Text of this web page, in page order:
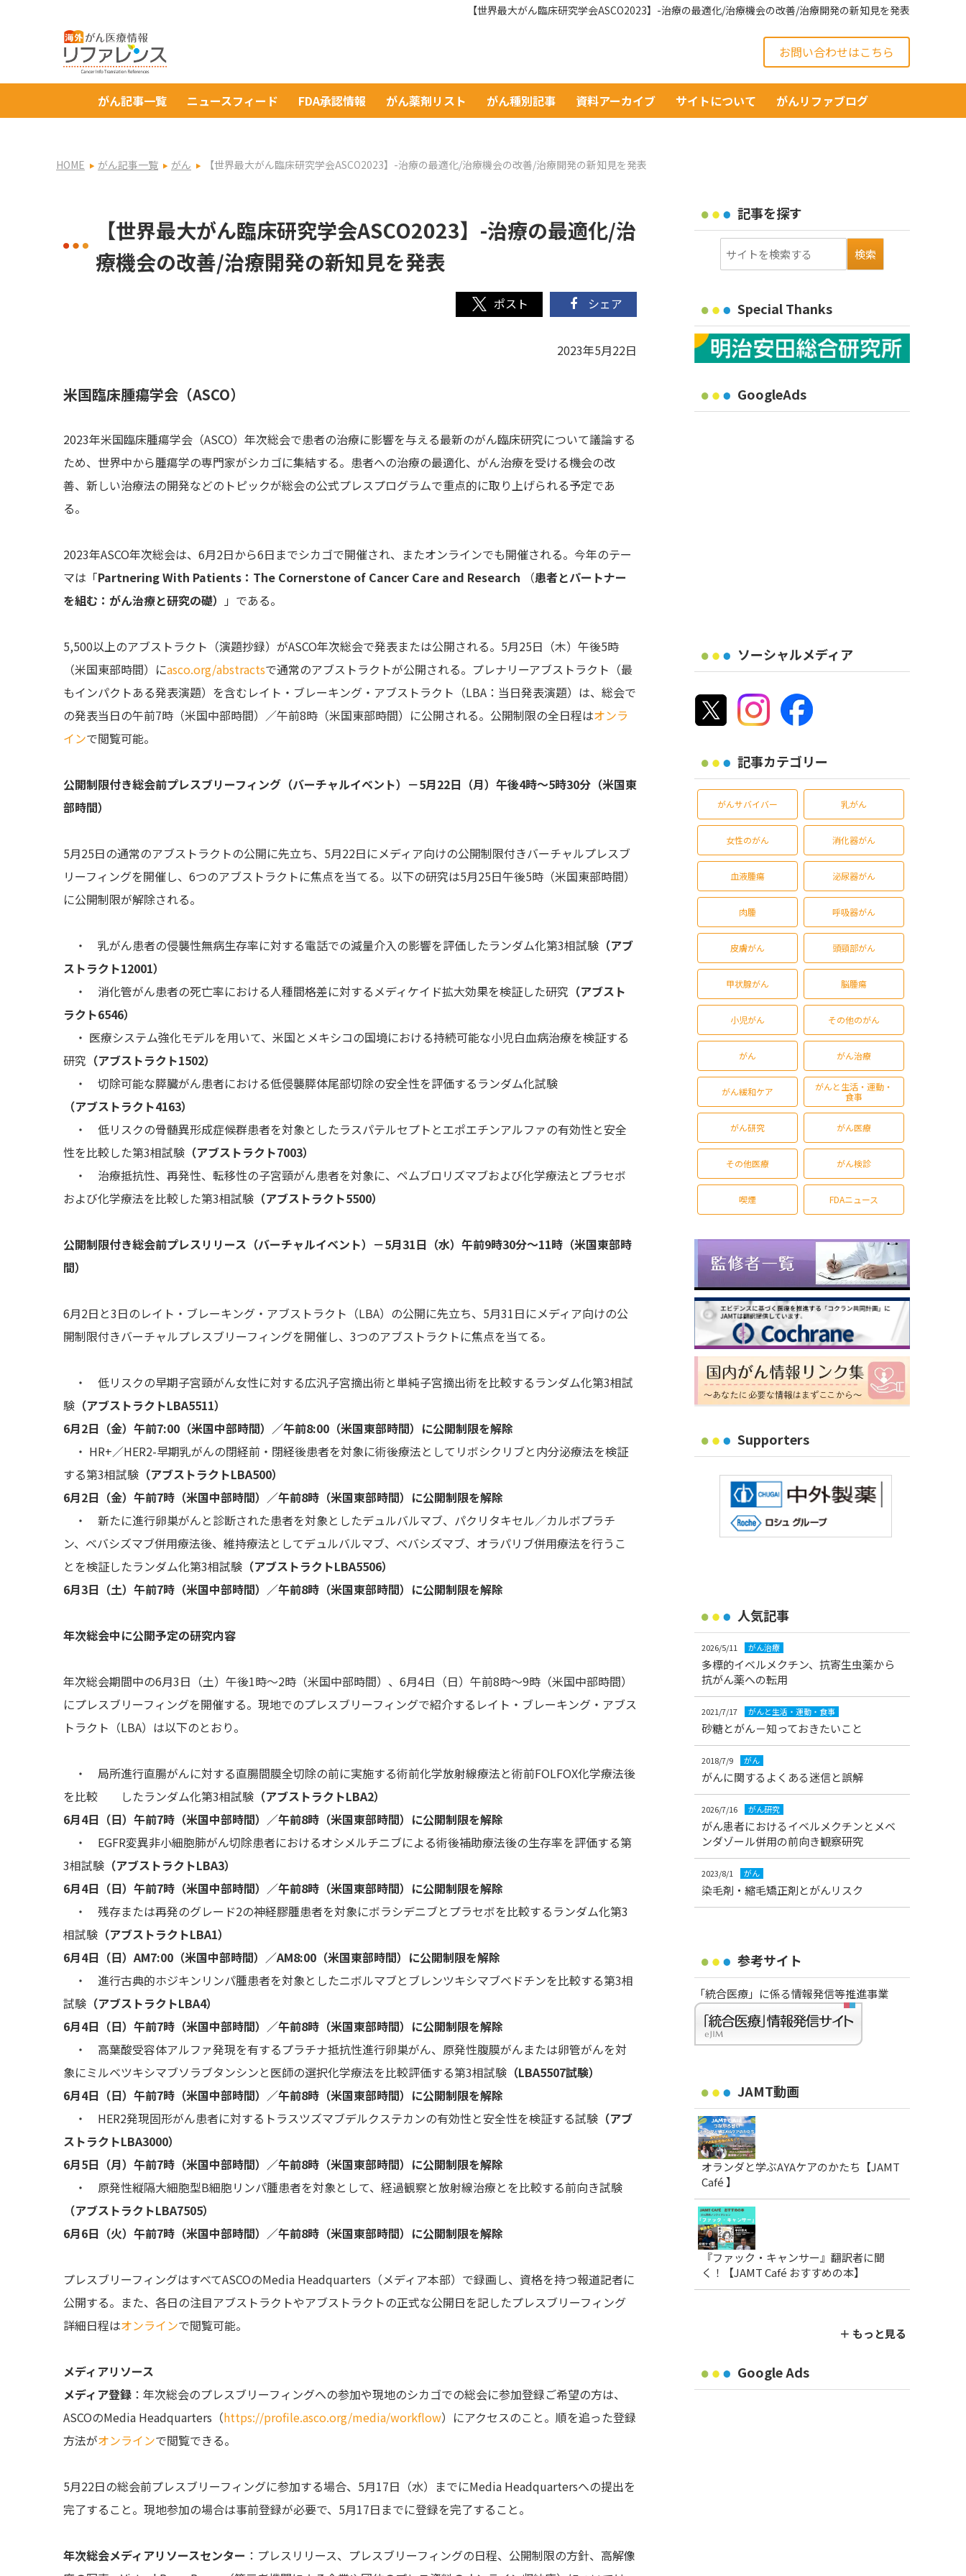
【世界最大がん臨床研究学会ASCO2023】-治療の最適化/治療機会の改善/治療開発の新知見を発表
お問い合わせはこちら
がん記事一覧 ニュースフィード FDA承認情報 がん薬剤リスト がん種別記事 資料アーカイブ サイトについて がんリファブログ
HOME がん記事一覧 がん 【世界最大がん臨床研究学会ASCO2023】-治療の最適化/治療機会の改善/治療開発の新知見を発表
【世界最大がん臨床研究学会ASCO2023】-治療の最適化/治
療機会の改善/治療開発の新知見を発表
シェア
2023年5月22日
米国臨床腫瘍学会（ASCO）
2023年米国臨床腫瘍学会（ASCO）年次総会で患者の治療に影響を与える最新のがん臨床研究について議論する
ため、世界中から腫瘍学の専門家がシカゴに集結する。患者への治療の最適化、がん治療を受ける機会の改
善、新しい治療法の開発などのトピックが総会の公式プレスプログラムで重点的に取り上げられる予定であ
る。
2023年ASCO年次総会は、6月2日から6日までシカゴで開催され、またオンラインでも開催される。今年のテー
マは「Partnering With Patients：The Cornerstone of Cancer Care and Research （患者とパートナー
を組む：がん治療と研究の礎）
」である。
5,500以上のアブストラクト（演題抄録）がASCO年次総会で発表または公開される。5月25日（木）午後5時
（米国東部時間）にasco.org/abstractsで通常のアブストラクトが公開される。プレナリーアブストラクト（最
もインパクトある発表演題）を含むレイト・ブレーキング・アブストラクト（LBA：当日発表演題）は、総会で
の発表当日の午前7時（米国中部時間）／午前8時（米国東部時間）に公開される。公開制限の全日程はオンラ
インで閲覧可能。
公開制限付き総会前プレスブリーフィング（バーチャルイベント）－5月22日（月）午後4時〜5時30分（米国東
部時間）
5月25日の通常のアブストラクトの公開に先立ち、5月22日にメディア向けの公開制限付きバーチャルプレスブ
リーフィングを開催し、6つのアブストラクトに焦点を当てる。以下の研究は5月25日午後5時（米国東部時間）
に公開制限が解除される。
・ 乳がん患者の侵襲性無病生存率に対する電話での減量介入の影響を評価したランダム化第3相試験 （アブ
ストラクト12001）
・ 消化管がん患者の死亡率における人種間格差に対するメディケイド拡大効果を検証した研究 （アブスト
ラクト6546）
・ 医療システム強化モデルを用いて、米国とメキシコの国境における持続可能な小児白血病治療を検証する
研究 （アブストラクト1502）
・ 切除可能な膵臓がん患者における低侵襲膵体尾部切除の安全性を評価するランダム化試験
（アブストラクト4163）
・ 低リスクの骨髄異形成症候群患者を対象としたラスパテルセプトとエポエチンアルファの有効性と安全
性を比較した第3相試験 （アブストラクト7003）
・ 治療抵抗性、再発性、転移性の子宮頸がん患者を対象に、ペムブロリズマブおよび化学療法とプラセボ
および化学療法を比較した第3相試験 （アブストラクト5500）
公開制限付き総会前プレスリリース（バーチャルイベント）－5月31日（水）午前9時30分〜11時（米国東部時
間）
6月2日と3日のレイト・ブレーキング・アブストラクト（LBA）の公開に先立ち、5月31日にメディア向けの公
開制限付きバーチャルプレスブリーフィングを開催し、3つのアブストラクトに焦点を当てる。
・ 低リスクの早期子宮頸がん女性に対する広汎子宮摘出術と単純子宮摘出術を比較するランダム化第3相試
験 （アブストラクトLBA5511）
6月2日（金）午前7:00（米国中部時間）／午前8:00（米国東部時間）に公開制限を解除
・ HR+／HER2-早期乳がんの閉経前・閉経後患者を対象に術後療法としてリボシクリブと内分泌療法を検証
する第3相試験 （アブストラクトLBA500）
6月2日（金）午前7時（米国中部時間）／午前8時（米国東部時間）に公開制限を解除
・ 新たに進行卵巣がんと診断された患者を対象としたデュルバルマブ、パクリタキセル／カルボプラチ
ン、ベバシズマブ併用療法後、維持療法としてデュルバルマブ、ベバシズマブ、オラパリブ併用療法を行うこ
とを検証したランダム化第3相試験 （アブストラクトLBA5506）
6月3日（土）午前7時（米国中部時間）／午前8時（米国東部時間）に公開制限を解除
年次総会中に公開予定の研究内容
年次総会期間中の6月3日（土）午後1時～2時（米国中部時間）、6月4日（日）午前8時～9時（米国中部時間）
にプレスブリーフィングを開催する。現地でのプレスブリーフィングで紹介するレイト・ブレーキング・アブス
トラクト（LBA）は以下のとおり。
・ 局所進行直腸がんに対する直腸間膜全切除の前に実施する術前化学放射線療法と術前FOLFOX化学療法後
を比較 したランダム化第3相試験 （アブストラクトLBA2）
6月4日（日）午前7時（米国中部時間）／午前8時（米国東部時間）に公開制限を解除
・ EGFR変異非小細胞肺がん切除患者におけるオシメルチニブによる術後補助療法後の生存率を評価する第
3相試験 （アブストラクトLBA3）
6月4日（日）午前7時（米国中部時間）／午前8時（米国東部時間）に公開制限を解除
・ 残存または再発のグレード2の神経膠腫患者を対象にボラシデニブとプラセボを比較するランダム化第3
相試験 （アブストラクトLBA1）
6月4日（日）AM7:00（米国中部時間）／AM8:00（米国東部時間）に公開制限を解除
・ 進行古典的ホジキンリンパ腫患者を対象としたニボルマブとブレンツキシマブベドチンを比較する第3相
試験 （アブストラクトLBA4）
6月4日（日）午前7時（米国中部時間）／午前8時（米国東部時間）に公開制限を解除
・ 高葉酸受容体アルファ発現を有するプラチナ抵抗性進行卵巣がん、原発性腹膜がんまたは卵管がんを対
象にミルベツキシマブソラブタンシンと医師の選択化学療法を比較評価する第3相試験 （LBA5507試験）
6月4日（日）午前7時（米国中部時間）／午前8時（米国東部時間）に公開制限を解除
・ HER2発現固形がん患者に対するトラスツズマブデルクステカンの有効性と安全性を検証する試験 （アブ
ストラクトLBA3000）
6月5日（月）午前7時（米国中部時間）／午前8時（米国東部時間）に公開制限を解除
・ 原発性縦隔大細胞型B細胞リンパ腫患者を対象として、経過観察と放射線治療とを比較する前向き試験
（アブストラクトLBA7505）
6月6日（火）午前7時（米国中部時間）／午前8時（米国東部時間）に公開制限を解除
プレスブリーフィングはすべてASCOのMedia Headquarters（メディア本部）で録画し、資格を持つ報道記者に
公開する。また、各日の注目アブストラクトやアブストラクトの正式な公開日を記したプレスブリーフィング
詳細日程はオンラインで閲覧可能。
メディアリソース
メディア登録 ：年次総会のプレスブリーフィングへの参加や現地のシカゴでの総会に参加登録ご希望の方は、
ASCOのMedia Headquarters（https://profile.asco.org/media/workflow）にアクセスのこと。順を追った登録
方法がオンラインで閲覧できる。
5月22日の総会前プレスブリーフィングに参加する場合、5月17日（水）までにMedia Headquartersへの提出を
完了すること。現地参加の場合は事前登録が必要で、5月17日までに登録を完了すること。
年次総会メディアリソースセンター ：プレスリリース、プレスブリーフィングの日程、公開制限の方針、高解像
記事を探す
Special Thanks
GoogleAds
ソーシャルメディア
記事カテゴリー
がんサバイバー 乳がん
女性のがん 消化器がん
血液腫瘍 泌尿器がん
肉腫 呼吸器がん
皮膚がん 頭頸部がん
甲状腺がん 脳腫瘍
小児がん その他のがん
がん がん治療
がん緩和ケア
がんと生活・運動・
食事
がん研究 がん医療
その他医療 がん検診
喫煙 FDAニュース
Supporters
人気記事
2026/5/11 がん治療
多標的イベルメクチン、抗寄生虫薬から
抗がん薬への転用
2021/7/17 がんと生活・運動・食事
砂糖とがん－知っておきたいこと
2018/7/9 がん
がんに関するよくある迷信と誤解
2026/7/16 がん研究
がん患者におけるイベルメクチンとメベ
ンダゾール併用の前向き観察研究
2023/8/1 がん
染毛剤・縮毛矯正剤とがんリスク
参考サイト
「統合医療」に係る情報発信等推進事業
JAMT動画
オランダと学ぶAYAケアのかたち【JAMT
Café 】
『ファック・キャンサー』翻訳者に聞
く！【JAMT Café おすすめの本】
＋ もっと見る
Google Ads